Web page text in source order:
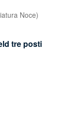
Noce)
tre posti